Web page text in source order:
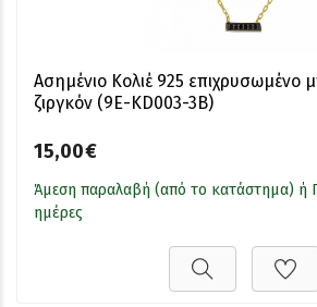
Ασημένιο Κολιέ 925
ζιργκόν (9E-KD003-3B)
15,00€
Άμεση παραλαβή (από το κατάστημα) ή
ημέρες